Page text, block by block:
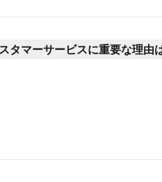
タマーサービスに重要な理由